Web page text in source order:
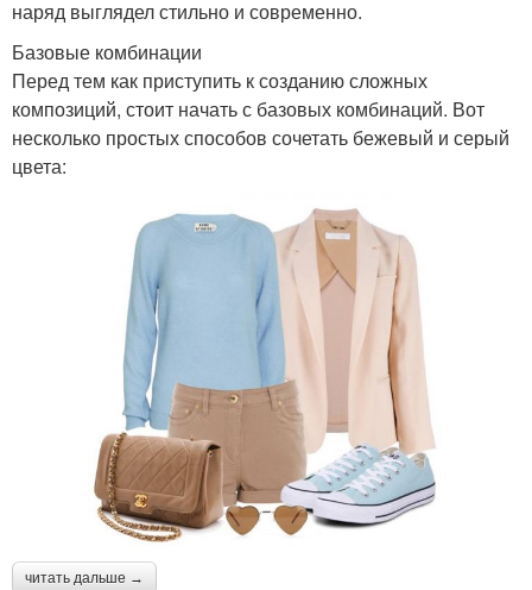
наряд выглядел стильно и современно.
Базовые комбинации
Перед тем как приступить к созданию сложных
композиций, стоит начать с базовых комбинаций. Вот
несколько простых способов сочетать бежевый и серый
цвета:
читать дальше →